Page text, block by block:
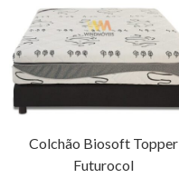
Colchão Biosoft Topper
Futurocol